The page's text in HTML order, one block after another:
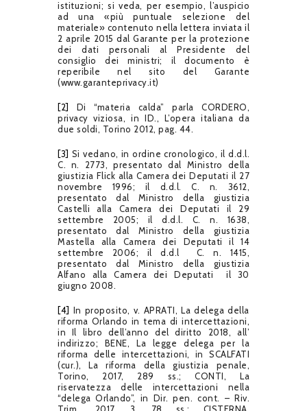
istituzioni; si veda, per esempio, l’auspicio
ad una «più puntuale selezione del
materiale» contenuto nella lettera inviata il
2 aprile 2015 dal Garante per la protezione
dei dati personali al Presidente del
consiglio dei ministri; il documento è
reperibile nel sito del Garante
(www.garanteprivacy.it)
[2]
Di “materia calda” parla CORDERO,
privacy viziosa, in ID., L’opera italiana da
due soldi, Torino 2012, pag. 44.
[3] Si vedano, in ordine cronologico, il d.d.l.
C. n. 2773, presentato dal Ministro della
giustizia Flick alla Camera dei Deputati il 27
novembre 1996; il d.d.l. C. n. 3612,
presentato dal Ministro della giustizia
Castelli alla Camera dei Deputati il 29
settembre 2005; il d.d.l. C. n. 1638,
presentato dal Ministro della giustizia
Mastella alla Camera dei Deputati il 14
settembre 2006; il d.d.l C. n. 1415,
presentato dal Ministro della giustizia
Alfano alla Camera dei Deputati il 30
giugno 2008.
[4] In proposito, v. APRATI, La delega della
riforma Orlando in tema di intercettazioni,
in Il libro dell’anno del diritto 2018, all’
indirizzo; BENE, La legge delega per la
riforma delle intercettazioni, in SCALFATI
(cur.), La riforma della giustizia penale,
Torino, 2017, 289 ss.; CONTI, La
riservatezza delle intercettazioni nella
“delega Orlando”, in Dir. pen. cont. – Riv.